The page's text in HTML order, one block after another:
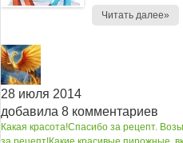
Читать далее»
28 июля 2014
добавила 8 комментариев
Какая красота!Спасибо за рецепт.